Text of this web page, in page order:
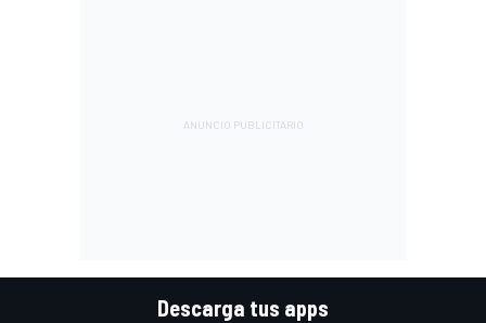
Descarga tus apps